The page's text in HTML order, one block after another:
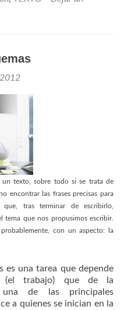
un texto, sobre todo si se trata de
encontrar las frases precisas para
que, tras terminar de escribirlo,
tema que nos propusimos escribir.
con un aspecto: la
es una tarea que depende
(el trabajo) que de la
una de las principales
a quienes se inician en la